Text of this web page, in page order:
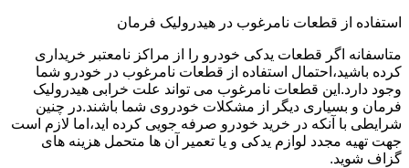
استفاده از قطعات نامرغوب در هیدرولیک فرمان
متاسفانه اگر قطعات یدکی خودرو را از مراکز نامعتبر خریداری
کرده باشید،احتمال استفاده از قطعات نامرغوب در خودرو شما
وجود دارد.این قطعات نامرغوب می تواند علت خرابی هیدرولیک
فرمان و بسیاری دیگر از مشکلات خودروی شما باشند.در چنین
شرایطی با آنکه در خرید خودرو صرفه جویی کرده اید،اما لازم است
جهت تهیه مجدد لوازم یدکی و یا تعمیر آن ها متحمل هزینه های
گزاف شوید.